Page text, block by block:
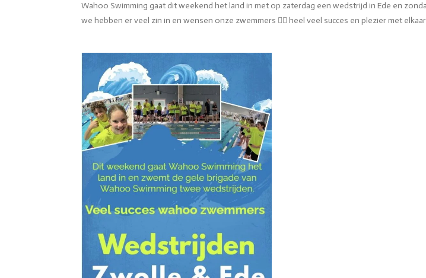
Wahoo Swimming gaat dit weekend het land in met op zaterdag een wedstrijd in Ede en
we hebben er veel zin in en wensen onze zwemmers 🏊‍♀️ heel veel succes en plezier met elkaar.